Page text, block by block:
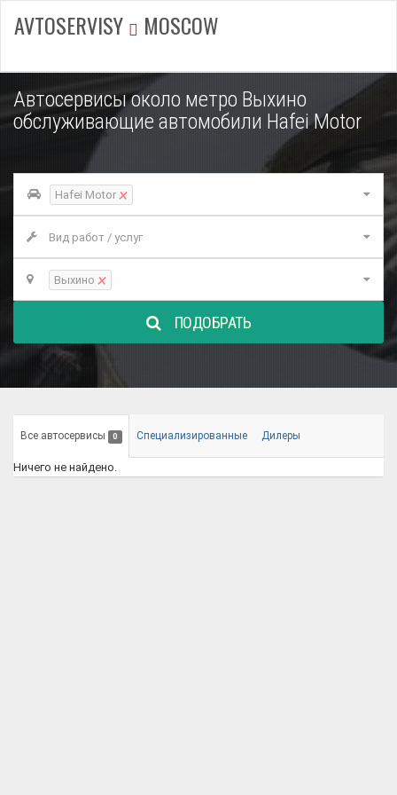
AVTOSERVISY MOSCOW
Автосервисы около метро Выхино
обслуживающие автомобили Hafei Motor
Hafei Motor ×
Вид работ / услуг
Выхино ×
ПОДОБРАТЬ
Все автосервисы 0 Специализированные Дилеры
Ничего не найдено.